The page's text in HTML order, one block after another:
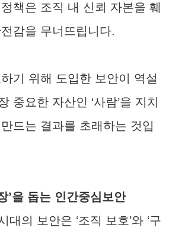
책은 조직 내 신뢰 자본을 훼
감을 무너뜨립니다.
기 위해 도입한 보안이 역설
중요한 자산인 ‘사람’을 지치
드는 결과를 초래하는 것입
’을 돕는 인간중심보안
대의 보안은 ‘조직 보호’와 ‘구